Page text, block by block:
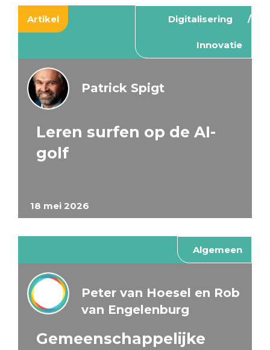
Artikel Digitalisering
Innovatie
18 mei 2026
Patrick Spigt
Leren surfen op de AI-
golf
Algemeen
Peter van Hoesel en Rob
van Engelenburg
Gemeenschappelijke